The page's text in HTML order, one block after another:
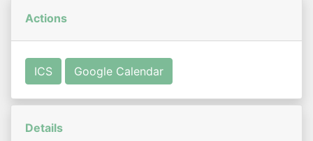
Actions
ICS Google Calendar
Details